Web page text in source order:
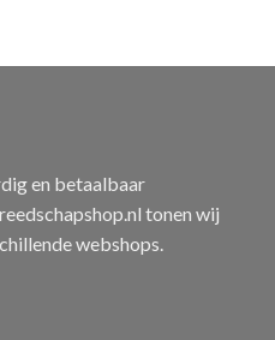
en betaalbaar
tonen wij
webshops.